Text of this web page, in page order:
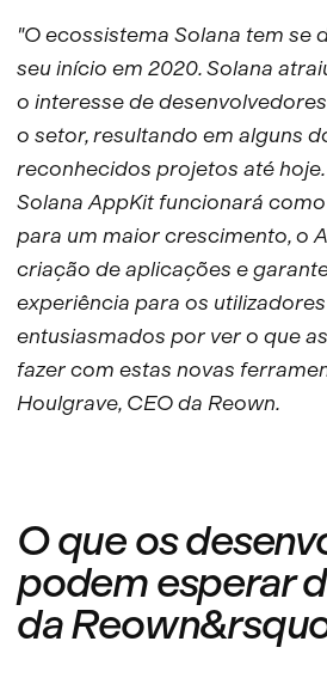
"O ecossistema Solana tem se
seu início em 2020. Solana
o interesse de
o setor, resultando em alguns
reconhecidos projetos até
Solana AppKit funcionará
para um maior crescimento, o
criação de aplicações e
experiência para os
entusiasmados por ver o que
fazer com estas novas
Houlgrave, CEO da Reown.
O que os
podem esperar
da